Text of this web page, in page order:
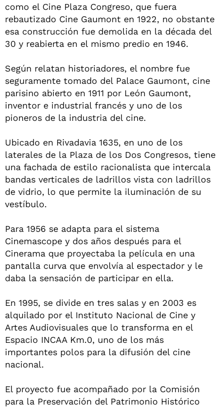
como el Cine Plaza Congreso, que fuera
rebautizado Cine Gaumont en 1922, no obstante
esa construcción fue demolida en la década del
30 y reabierta en el mismo predio en 1946.
Según relatan historiadores, el nombre fue
seguramente tomado del Palace Gaumont, cine
parisino abierto en 1911 por León Gaumont,
inventor e industrial francés y uno de los
pioneros de la industria del cine.
Ubicado en Rivadavia 1635, en uno de los
laterales de la Plaza de los Dos Congresos, tiene
una fachada de estilo racionalista que intercala
bandas verticales de ladrillos vista con ladrillos
de vidrio, lo que permite la iluminación de su
vestíbulo.
Para 1956 se adapta para el sistema
Cinemascope y dos años después para el
Cinerama que proyectaba la película en una
pantalla curva que envolvía al espectador y le
daba la sensación de participar en ella.
En 1995, se divide en tres salas y en 2003 es
alquilado por el Instituto Nacional de Cine y
Artes Audiovisuales que lo transforma en el
Espacio INCAA Km.0, uno de los más
importantes polos para la difusión del cine
nacional.
El proyecto fue acompañado por la Comisión
para la Preservación del Patrimonio Histórico